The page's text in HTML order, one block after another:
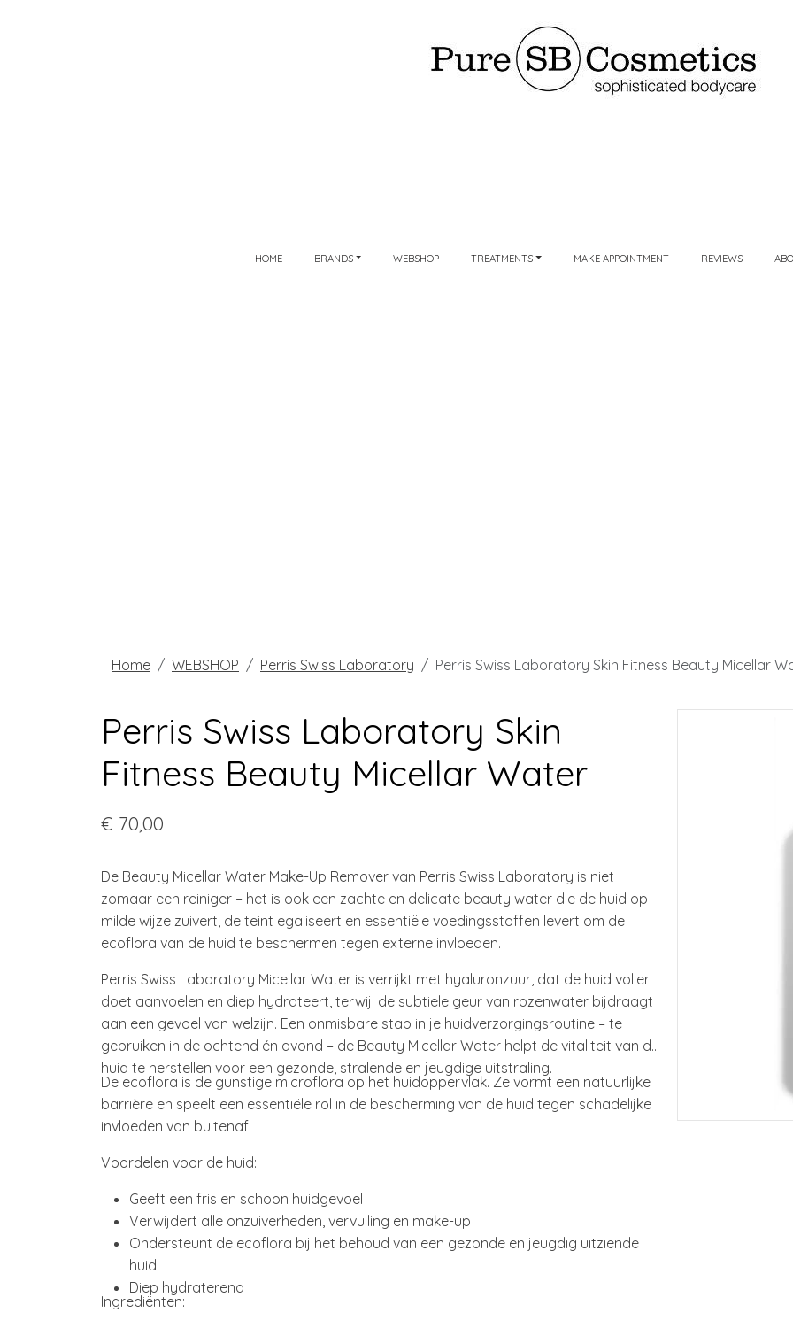
HOME BRANDS WEBSHOP TREATMENTS MAKE APPOINTMENT REVIEWS
Home WEBSHOP Perris Swiss Laboratory Perris Swiss Laboratory Skin Fitness Beauty Micellar
Perris Swiss Laboratory Skin
Fitness Beauty Micellar Water
€ 70,00
De Beauty Micellar Water Make-Up Remover van Perris Swiss Laboratory is niet
zomaar een reiniger – het is ook een zachte en delicate beauty water die de huid op
milde wijze zuivert, de teint egaliseert en essentiële voedingsstoffen levert om de
ecoflora van de huid te beschermen tegen externe invloeden.
Perris Swiss Laboratory Micellar Water is verrijkt met hyaluronzuur, dat de huid voller
doet aanvoelen en diep hydrateert, terwijl de subtiele geur van rozenwater bijdraagt
aan een gevoel van welzijn. Een onmisbare stap in je huidverzorgingsroutine – te
gebruiken in de ochtend én avond – de Beauty Micellar Water helpt de vitaliteit van de
huid te herstellen voor een gezonde, stralende en jeugdige uitstraling.
De ecoflora is de gunstige microflora op het huidoppervlak. Ze vormt een natuurlijke
barrière en speelt een essentiële rol in de bescherming van de huid tegen schadelijke
invloeden van buitenaf.
Voordelen voor de huid:
Geeft een fris en schoon huidgevoel
Verwijdert alle onzuiverheden, vervuiling en make-up
Ondersteunt de ecoflora bij het behoud van een gezonde en jeugdig uitziende
huid
Diep hydraterend
Ingrediënten: